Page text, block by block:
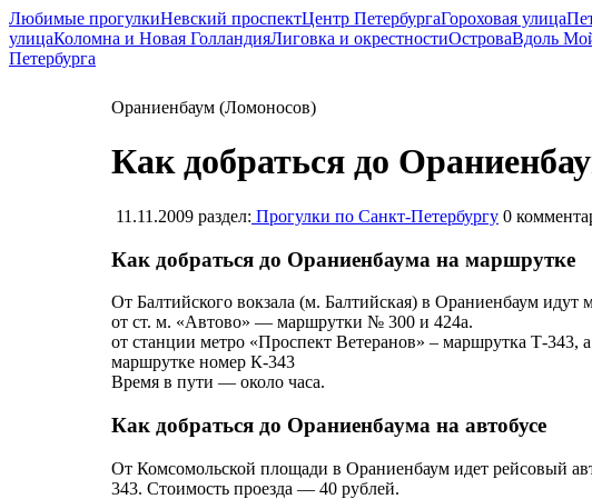
Любимые прогулкиНевский проспектЦентр ПетербургаГороховая улица
улицаКоломна и Новая ГолландияЛиговка и окрестностиОстроваВдоль
Петербурга
Ораниенбаум (Ломоносов)
Как добраться до
11.11.2009 раздел: Прогулки по Санкт-Петербургу 0
Как добраться до Ораниенбаума на маршрутке
От Балтийского вокзала (м. Балтийская) в Ораниенбаум
от ст. м. «Автово» — маршрутки № 300 и 424а.
от станции метро «Проспект Ветеранов» – маршрутка Т-343,
маршрутке номер К-343
Время в пути — около часа.
Как добраться до Ораниенбаума на автобусе
От Комсомольской площади в Ораниенбаум идет рейсовый
343. Стоимость проезда — 40 рублей.